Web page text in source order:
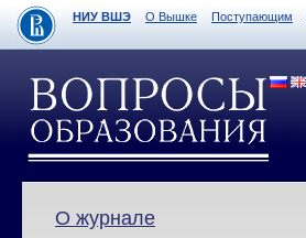
НИУ ВШЭ О Вышке Поступающим
О журнале